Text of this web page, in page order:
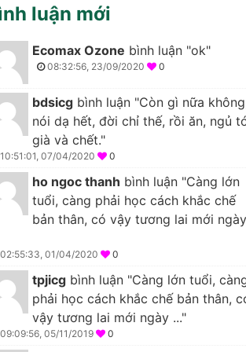
luận mới
Ecomax Ozone bình luận "ok"
08:32:56, 23/09/2020 0
bdsicg bình luận "Còn gì nữa
nói dạ hết, đời chỉ thế, rồi ăn, ngủ
già và chết."
10:51:01, 07/04/2020 0
ho ngoc thanh bình luận "Càng lớn
tuổi, càng phải học cách khắc chế
bản thân, có vậy tương lai mới ngày
02:55:33, 01/04/2020 0
tpjicg bình luận "Càng lớn tuổi,
phải học cách khắc chế bản thân,
vậy tương lai mới ngày ..."
09:09:56, 05/11/2019 0